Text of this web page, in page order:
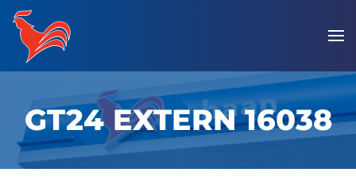
Overslaan
en
naar
inhoud
gaan
GT24 EXTERN 16038